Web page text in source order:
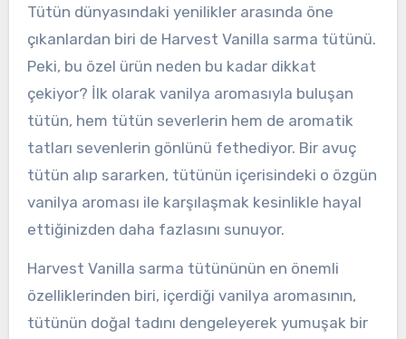
Tütün dünyasındaki yenilikler arasında öne
çıkanlardan biri de Harvest Vanilla sarma tütünü.
Peki, bu özel ürün neden bu kadar dikkat
çekiyor? İlk olarak vanilya aromasıyla buluşan
tütün, hem tütün severlerin hem de aromatik
tatları sevenlerin gönlünü fethediyor. Bir avuç
tütün alıp sararken, tütünün içerisindeki o özgün
vanilya aroması ile karşılaşmak kesinlikle hayal
ettiğinizden daha fazlasını sunuyor.
Harvest Vanilla sarma tütününün en önemli
özelliklerinden biri, içerdiği vanilya aromasının,
tütünün doğal tadını dengeleyerek yumuşak bir